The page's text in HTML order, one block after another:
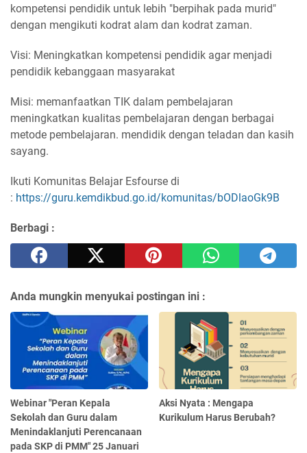
kompetensi pendidik untuk lebih "berpihak pada murid"
dengan mengikuti kodrat alam dan kodrat zaman.
Visi: Meningkatkan kompetensi pendidik agar menjadi
pendidik kebanggaan masyarakat
Misi: memanfaatkan TIK dalam pembelajaran
meningkatkan kualitas pembelajaran dengan berbagai
metode pembelajaran. mendidik dengan teladan dan kasih
sayang.
Ikuti Komunitas Belajar Esfourse di
: https://guru.kemdikbud.go.id/komunitas/bODlaoGk9B
Berbagi :
Anda mungkin menyukai postingan ini :
Webinar "Peran Kepala
Sekolah dan Guru dalam
Menindaklanjuti Perencanaan
pada SKP di PMM" 25 Januari
Aksi Nyata : Mengapa
Kurikulum Harus Berubah?